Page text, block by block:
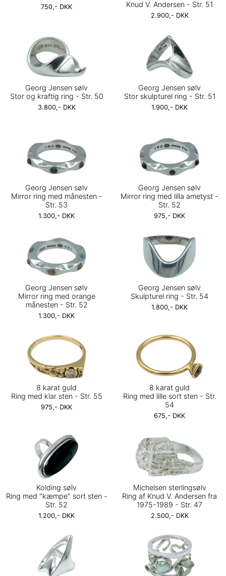
750,- DKK
Knud V. Andersen - Str. 51
2.900,- DKK
Georg Jensen sølv
Stor og kraftig ring - Str. 50
3.800,- DKK
Georg Jensen sølv
Stor skulpturel ring - Str. 51
1.900,- DKK
Georg Jensen sølv
Mirror ring med månesten -
Str. 53
1.300,- DKK
Georg Jensen sølv
Mirror ring med lilla ametyst -
Str. 52
975,- DKK
Georg Jensen sølv
Mirror ring med orange
månesten - Str. 52
1.300,- DKK
Georg Jensen sølv
Skulpturel ring - Str. 54
1.800,- DKK
8 karat guld
Ring med klar sten - Str. 55
975,- DKK
8 karat guld
Ring med lille sort sten - Str.
54
675,- DKK
Kolding sølv
Ring med "kæmpe" sort sten -
Str. 52
1.200,- DKK
Michelsen sterlingsølv
Ring af Knud V. Andersen fra
1975-1989 - Str. 47
2.500,- DKK